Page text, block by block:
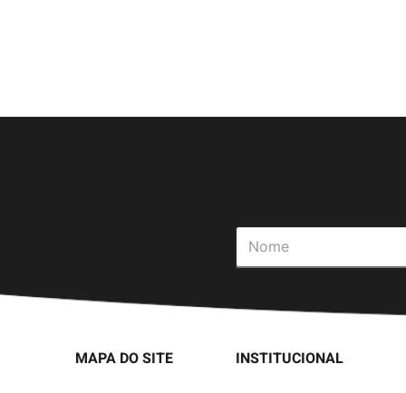
MAPA DO SITE INSTITUCIONAL